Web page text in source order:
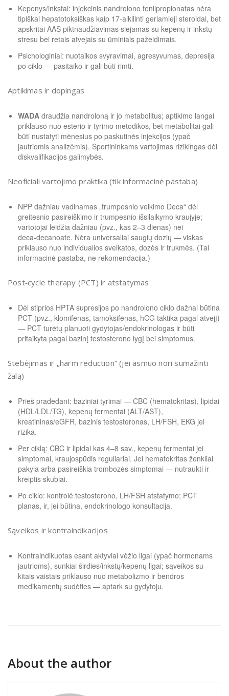
Kepenys/inkstai: injekcinis nandrolono fenilpropionatas nėra
tipiškai hepatotoksiškas kaip 17‑alkilinti geriamieji steroidai, bet
apskritai AAS piktnaudžiavimas siejamas su kepenų ir inkstų
stresu bei retais atvejais su ūminiais pažeidimais.
Psichologiniai: nuotaikos svyravimai, agresyvumas, depresija
po ciklo — pasitaiko ir gali būti rimti.
Aptikimas ir dopingas
WADA draudžia nandroloną ir jo metabolitus; aptikimo langai
priklauso nuo esterio ir tyrimo metodikos, bet metabolitai gali
būti nustatyti mėnesius po paskutinės injekcijos (ypač
jautriomis analizėmis). Sportininkams vartojimas rizikingas dėl
diskvalifikacijos galimybės.
Neoficiali vartojimo praktika (tik informacinė pastaba)
NPP dažniau vadinamas „trumpesnio veikimo Deca“ dėl
greitesnio pasireiškimo ir trumpesnio išsilaikymo kraujyje;
vartotojai leidžia dažniau (pvz., kas 2–3 dienas) nei
deca‑decanoate. Nėra universaliai saugių dozių — viskas
priklauso nuo individualios sveikatos, dozės ir trukmės. (Tai
informacinė pastaba, ne rekomendacija.)
Post‑cycle therapy (PCT) ir atstatymas
Dėl stiprios HPTA supresijos po nandrolono ciklo dažnai būtina
PCT (pvz., klomifenas, tamoksifenas, hCG taktika pagal atvejį)
— PCT turėtų planuoti gydytojas/endokrinologas ir būti
pritaikyta pagal bazinį testosterono lygį bei simptomus.
Stebėjimas ir „harm reduction“ (jei asmuo nori sumažinti
žalą)
Prieš pradedant: baziniai tyrimai — CBC (hematokritas), lipidai
(HDL/LDL/TG), kepenų fermentai (ALT/AST),
kreatininas/eGFR, bazinis testosteronas, LH/FSH, EKG jei
rizika.
Per ciklą: CBC ir lipidai kas 4–8 sav., kepenų fermentai jei
simptomai, kraujospūdis reguliariai. Jei hematokritas ženkliai
pakyla arba pasireiškia trombozės simptomai — nutraukti ir
kreiptis skubiai.
Po ciklo: kontrolė testosterono, LH/FSH atstatymo; PCT
planas, ir, jei būtina, endokrinologo konsultacija.
Sąveikos ir kontraindikacijos
Kontraindikuotas esant aktyviai vėžio ligai (ypač hormonams
jautrioms), sunkiai širdies/inkstų/kepenų ligai; sąveikos su
kitais vaistais priklauso nuo metabolizmo ir bendros
medikamentų sudėties — aptark su gydytoju.
About the author